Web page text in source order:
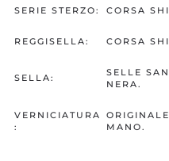
SERIE STERZO: CORSA
REGGISELLA: CORSA
SELLA:
SELLE
NERA.
VERNICIATURA
:
MANO.